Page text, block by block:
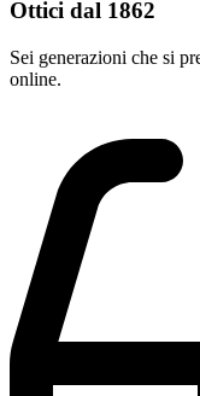
Ottici dal 1862
Sei generazioni che si
online.